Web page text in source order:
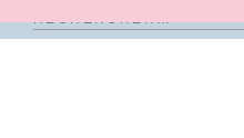
Rechercher :